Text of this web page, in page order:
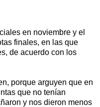
en noviembre y el
finales, en las que
de acuerdo con los
porque arguyen que en
que no tenían
y nos dieron menos